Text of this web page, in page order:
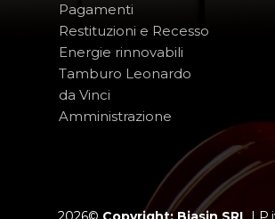
Pagamenti
Restituzioni e Recesso
Energie rinnovabili
Tamburo Leonardo
da Vinci
Amministrazione